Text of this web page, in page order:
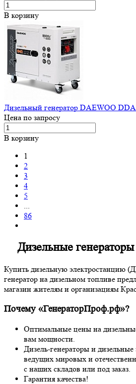
В корзину
Дизельный генератор DAEWOO
Цена по запросу
В корзину
1
2
3
4
5
86
Дизельные
Купить дизельную электростанцию
генератор на дизельном топливе
магазин жителям и организациям
Почему «ГенераторПроф.рф»?
Оптимальные цены на
вам мощности.
Дизель-генераторы и дизельные
ведущих мировых и
с наших складов или под заказ.
Гарантия качества!